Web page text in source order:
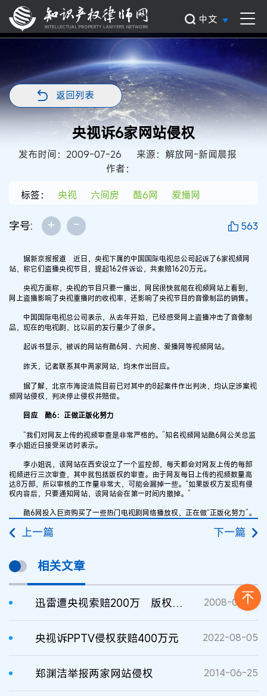
中文
返回列表
央视诉6家网站侵权
发布时间：2009-07-26
来源：解放网-新闻晨报
作者：
标签：
央视 六间房 酷6网 爱播网
字号: + - 563
据新京报报道 近日，央视下属的中国国际电视总公司起诉了6家视频网
站，称它们盗播央视节目，提起162件诉讼，共索赔1620万元。
央视方面称，央视的节目只要一播出，网民很快就能在视频网站上看到，
网上盗播影响了央视重播时的收视率，还影响了央视节目的音像制品的销售。
中国国际电视总公司表示，从去年开始，已经感受网上盗播冲击了音像制
品，现在的电视剧，比以前的发行量少了很多。
起诉书显示，被诉的网站有酷6网、六间房、爱播网等视频网站。
昨天，记者联系其中两家网站，均未作出回应。
据了解，北京市海淀法院目前已对其中的8起案件作出判决，均认定涉案视
频网站侵权，判决停止侵权并赔偿。
回应 酷6：正做正版化努力
“我们对网友上传的视频审查是非常严格的。”知名视频网站酷6网公关总监
李小姐近日接受采访时表示。
李小姐说，该网站在西安设立了一个监控部，每天都会对网友上传的每部
视频进行三次审查，其中就包括版权的审查。由于网友每日上传的视频数量高
达8万部，所以审核的工作量非常大，可能会漏掉一些。“如果版权方发现有侵
权内容后，只要通知网站，该网站会在第一时间内撤掉。”
酷6网投入巨资购买了一些热门电视剧网络播放权，正在做“正版化努力”。
上一篇 下一篇
相关文章
迅雷遭央视索赔200万 版权成本重压视频网站 2008-08-21
央视诉PPTV侵权获赔400万元 2022-08-05
郑渊洁举报两家网站侵权 2014-06-25